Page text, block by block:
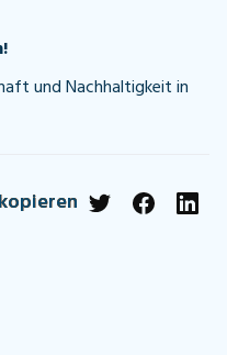
und Nachhaltigkeit in